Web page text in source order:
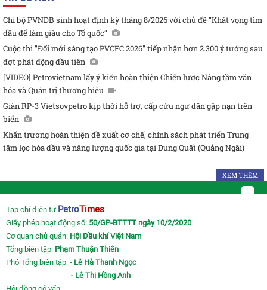
Chi bộ PVNDB sinh hoạt định kỳ tháng 8/2026 với chủ đề “Khát vọng tìm
dầu để làm giàu cho Tổ quốc”
Cuộc thi "Đổi mới sáng tạo PVCFC 2026" tiếp nhận hơn 2.300 ý tưởng sau
đợt phát động đầu tiên
[VIDEO] Petrovietnam lấy ý kiến hoàn thiện Chiến lược Nâng tầm văn
hóa và Quản trị thương hiệu
Giàn RP-3 Vietsovpetro kịp thời hỗ trợ, cấp cứu ngư dân gặp nạn trên
biển
Khẩn trương hoàn thiện đề xuất cơ chế, chính sách phát triển Trung
tâm lọc hóa dầu và năng lượng quốc gia tại Dung Quất (Quảng Ngãi)
XEM THÊM
Tạp chí điện tử PetroTimes
Giấy phép hoạt động số: 50/GP-BTTTT ngày 10/2/2020
Cơ quan chủ quản: Hội Dầu khí Việt Nam
Tổng biên tập: Phạm Thuận Thiên
Phó Tổng biên tập: - Lê Hà Thanh Ngọc
- Lê Thị Hồng Anh